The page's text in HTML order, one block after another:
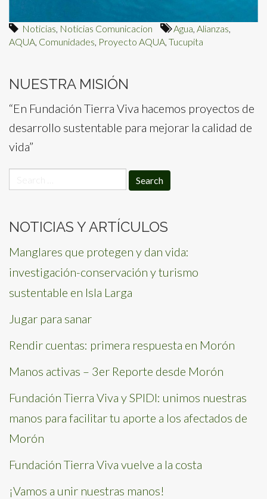
Noticias, Noticias Comunicacion Agua, Alianzas,
AQUA, Comunidades, Proyecto AQUA, Tucupita
NUESTRA MISIÓN
“En Fundación Tierra Viva hacemos proyectos de
desarrollo sustentable para mejorar la calidad de
vida”
for:
NOTICIAS Y ARTÍCULOS
Manglares que protegen y dan vida:
investigación-conservación y turismo
sustentable en Isla Larga
Jugar para sanar
Rendir cuentas: primera respuesta en Morón
Manos activas – 3er Reporte desde Morón
Fundación Tierra Viva y SPIDI: unimos nuestras
manos para facilitar tu aporte a los afectados de
Morón
Fundación Tierra Viva vuelve a la costa
¡Vamos a unir nuestras manos!